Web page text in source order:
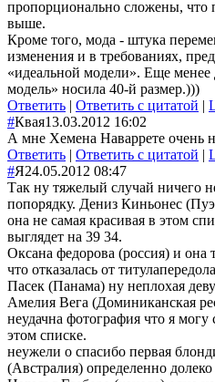
пропорционально сложены, что
выше.
Кроме того, мода - штука
изменения и в требованиях,
«идеальной модели». Еще менее
модель» носила 40-й размер.)))
Ответить | Ответить с цитатой |
#Квая13.03.2012 16:02
А мне Хемена Наваррете очень
Ответить | Ответить с цитатой |
#Я24.05.2012 08:47
Так ну тяжелый случай ничего
попорядку. Дениз Киньонес
она не самая красивая в этом
выглядет на 39 34.
Оксана федорова (россия) и она
что отказалась от
Пасек (Панама) ну неплохая
Амелия Вега (Доминиканская
неудачна фотография что я могу
этом списке.
неужели о спасибо первая
(Австралия) определенно долеко